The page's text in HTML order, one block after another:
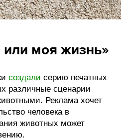
моя жизнь»
создали серию печатных
различные сценарии
Реклама хочет
человека в
животных может